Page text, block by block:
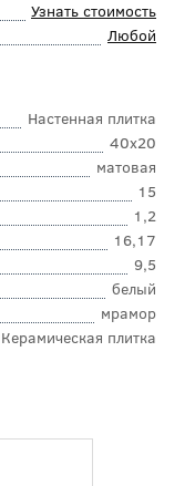
Узнать стоимость
Любой
Настенная плитка
40x20
матовая
15
1,2
16,17
9,5
белый
мрамор
Керамическая плитка